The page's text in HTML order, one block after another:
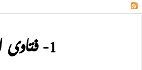
1- فتاوى العقيدة والتّوحيد (24)